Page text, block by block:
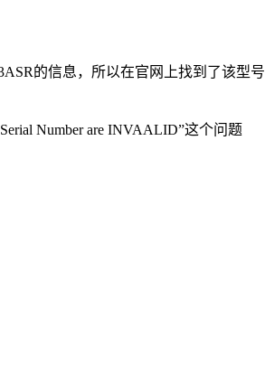
的信息，所以在官网上找到了该型号
Number are INVAALID”这个问题